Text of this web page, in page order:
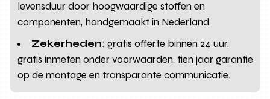
levensduur door hoogwaardige stoffen en
componenten, handgemaakt in Nederland.
Zekerheden: gratis offerte binnen 24 uur,
gratis inmeten onder voorwaarden, tien jaar garantie
op de montage en transparante communicatie.